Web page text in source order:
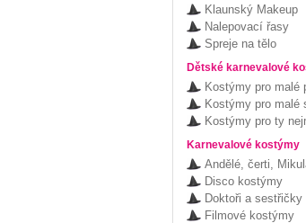
Klaunský Makeup
Nalepovací řasy
Spreje na tělo
Dětské karnevalové
Kostýmy pro malé
Kostýmy pro malé
Kostýmy pro ty
Karnevalové kostýmy
Andělé, čerti,
Disco kostýmy
Doktoři a sestřičky
Filmové kostýmy